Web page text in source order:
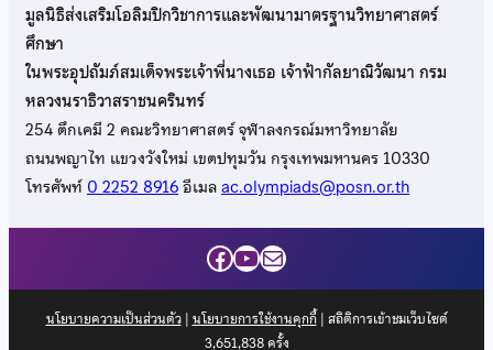
มูลนิธิส่งเสริมโอลิมปิกวิชาการและพัฒนามาตรฐานวิทยาศาสตร์
ศึกษา
ในพระอุปถัมภ์สมเด็จพระเจ้าพี่นางเธอ เจ้าฟ้ากัลยาณิวัฒนา กรม
หลวงนราธิวาสราชนครินทร์
254 ตึกเคมี 2 คณะวิทยาศาสตร์ จุฬาลงกรณ์มหาวิทยาลัย
ถนนพญาไท แขวงวังใหม่ เขตปทุมวัน กรุงเทพมหานคร 10330
โทรศัพท์0 2252 8916อีเมลac.olympiads@posn.or.th
Facebook
YouTube
Mail
นโยบายความเป็นส่วนตัว| นโยบายการใช้งานคุกกี้| สถิติการเข้าชมเว็บไซต์
3,651,838ครั้ง